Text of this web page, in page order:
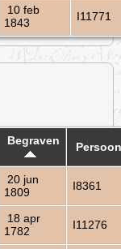
10 feb
1843
I11771
Begraven
20 jun
1809
I8361
18 apr
1782
I11276